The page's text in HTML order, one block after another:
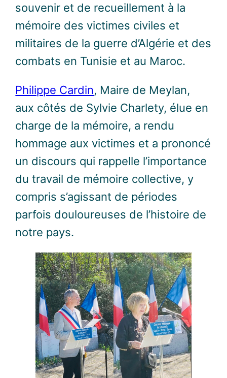
souvenir et de recueillement à la
mémoire des victimes civiles et
militaires de la guerre d’Algérie et des
combats en Tunisie et au Maroc.
Philippe Cardin, Maire de Meylan,
aux côtés de Sylvie Charlety, élue en
charge de la mémoire, a rendu
hommage aux victimes et a prononcé
un discours qui rappelle l’importance
du travail de mémoire collective, y
compris s’agissant de périodes
parfois douloureuses de l’histoire de
notre pays.